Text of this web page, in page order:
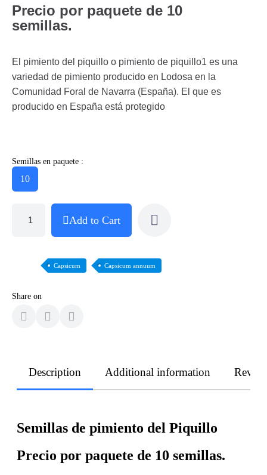
Precio por paquete de 10
semillas.
El pimiento del piquillo o pimiento de piquillo1​ es una
variedad de pimiento producido en Lodosa en la
Comunidad Foral de Navarra (España). El que es
producido en España está protegido
Semillas en paquete :
10
Add to Cart
Capsicum Capsicum annuum
Share on
Description Additional information
Semillas de pimiento del Piquillo
Precio por paquete de 10 semillas.